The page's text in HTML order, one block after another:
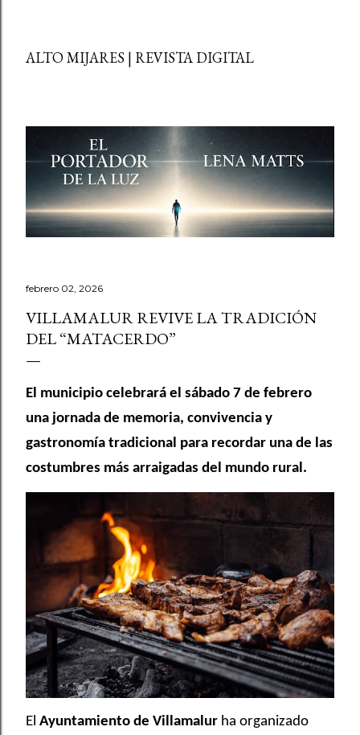
ALTO MIJARES | REVISTA DIGITAL
febrero 02, 2026
VILLAMALUR REVIVE LA TRADICIÓN
DEL “MATACERDO”
El municipio celebrará el sábado 7 de febrero
una jornada de memoria, convivencia y
gastronomía tradicional para recordar una de las
costumbres más arraigadas del mundo rural.
El Ayuntamiento de Villamalur ha organizado